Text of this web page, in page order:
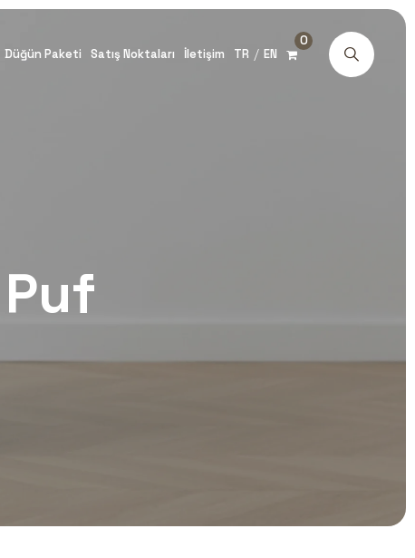
Düğün Paketi Satış Noktaları İletişim TR / EN
0